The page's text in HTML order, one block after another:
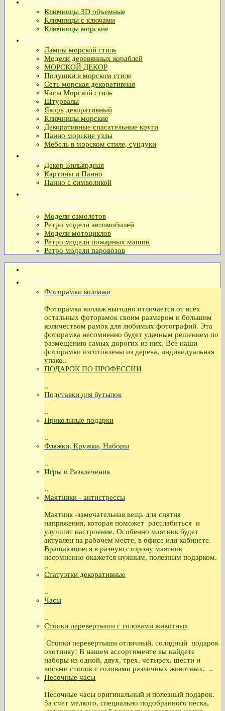
Ключницы 3D объемные
Ключницы с ключами
Ключницы морские
Морской декор
Лампы морской стиль
Модели деревянных кораблей
МОРСКОЙ ДЕКОР
Подушки в морском стиле
Сеть морская декоративная
Часы Морской стиль
Штурвалы
Якорь декоративный
Ключницы морские
Декоративные спасательные круги
Панно морские узлы
Мебель в морском стиле, сундуки
Декор и Интерьер
Декор Бильярдная
Картины и Панно
Панно с символикой
Модели машин, самолетов, паровозов,
мотоциклов
Модели самолетов
Ретро модели автомобилей
Модели мотоциклов
Ретро модели пожарных машин
Ретро модели паровозов
Каталог
Фоторамки коллажи
Фоторамка коллаж выгодно отличается от всех
остальных фоторамок своим размером и большим
количеством рамок для любимых фотографий. Эта
фоторамка несомненно будет удачным решением по
размещению самых дорогих из них. Все наши
фоторамки изготовлены из дерева, индивидуальная
упако..
ПОДАРОК ПО ПРОФЕССИИ
..
Подставки для бутылок
..
Прикольные подарки
..
Фляжки, Кружки, Наборы
..
Игры и Развлечения
..
Маятники - антистрессы
Маятник -замечательная вещь для снятия
напряжения, которая поможет расслабиться и
улучшит настроение. Особенно маятник будет
актуален на рабочем месте, в офисе или кабинете.
Вращающиеся в разную сторону маятник
несомненно окажется нужным, полезным подарком.
..
Статуэтки декоративные
..
Часы
..
Стопки перевертыши с головами животных
Стопки перевертыши отличный, солидный подарок
охотнику! В нашем ассортименте вы найдете
наборы из одной, двух, трех, четырех, шести и
восьми стопок с головами различных животных. ..
Песочные часы
Песочные часы оригинальный и полезный подарок.
За счет мелкого, специально подобранного песка,